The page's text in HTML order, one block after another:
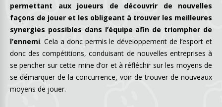
permettant aux joueurs de découvrir de nouvelles
façons de jouer et les obligeant à trouver les meilleures
synergies possibles dans l’équipe afin de triompher de
l’ennemi. Cela a donc permis le développement de l’esport et
donc des compétitions, conduisant de nouvelles entreprises à
se pencher sur cette mine d’or et à réfléchir sur les moyens de
se démarquer de la concurrence, voir de trouver de nouveaux
moyens de jouer.